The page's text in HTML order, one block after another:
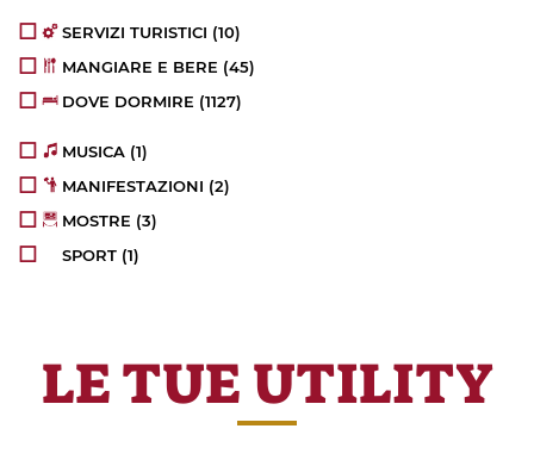
SERVIZI TURISTICI (10)
MANGIARE E BERE (45)
DOVE DORMIRE (1127)
MUSICA (1)
MANIFESTAZIONI (2)
MOSTRE (3)
SPORT (1)
LE TUE UTILITY